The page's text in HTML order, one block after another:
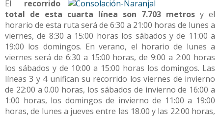
El recorrido
total de esta cuarta línea son 7.703 metros y el
horario de esta ruta será de 6:30 a 21:00 horas de lunes a
viernes, de 8:30 a 15:00 horas los sábados y de 11:00 a
19:00 los domingos. En verano, el horario de lunes a
viernes será de 6:30 a 15:00 horas, de 9:00 a 2:00 horas
los sábados y de 10:00 a 15:00 horas los domingos. Las
líneas 3 y 4 unifican su recorrido los viernes de invierno
de 22:00 a 0.00 horas, los sábados de invierno de 16:00 a
1:00 horas, los domingos de invierno de 11:00 a 19:00
horas, de lunes a jueves entre las 18.00 y las 22:00 horas,